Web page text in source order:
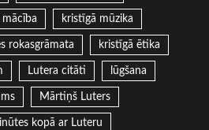
mācība kristīgā mūzika
rokasgrāmata kristīgā ētika
Lutera citāti lūgšana
Mārtiņš Luters
kopā ar Luteru